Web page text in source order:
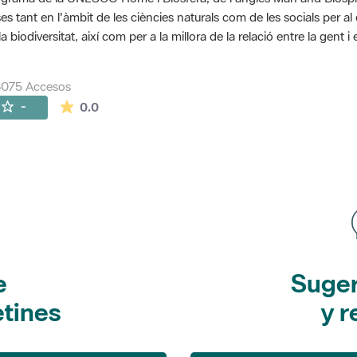
tant en l'àmbit de les ciències naturals com de les socials per
biodiversitat, així com per a la millora de la relació entre la gent i
Accesos
- 0.0La valoración media es de 0 estrellas de 5.
y